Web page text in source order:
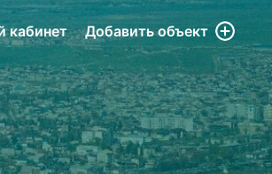
кабинет Добавитьобъект